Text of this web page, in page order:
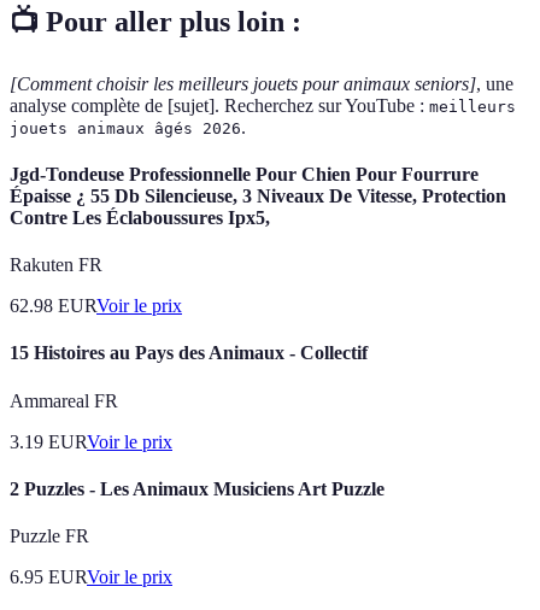
📺 Pour aller plus loin :
[Comment choisir les meilleurs jouets pour animaux seniors], une
analyse complète de [sujet]. Recherchez sur YouTube : meilleurs
jouets animaux âgés 2026.
Jgd-Tondeuse Professionnelle Pour Chien Pour Fourrure
Épaisse ¿ 55 Db Silencieuse, 3 Niveaux De Vitesse, Protection
Contre Les Éclaboussures Ipx5,
Rakuten FR
62.98 EURVoir le prix
15 Histoires au Pays des Animaux - Collectif
Ammareal FR
3.19 EURVoir le prix
2 Puzzles - Les Animaux Musiciens Art Puzzle
Puzzle FR
6.95 EURVoir le prix